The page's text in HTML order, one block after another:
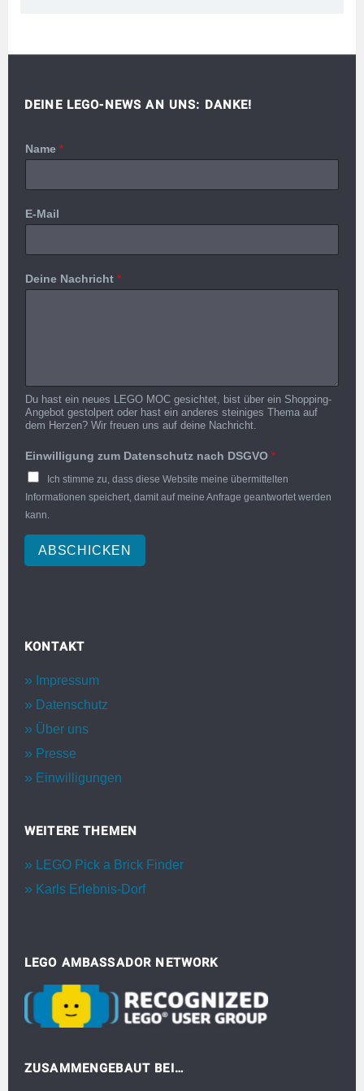
DEINE LEGO-NEWS AN UNS: DANKE!
Name *
E-Mail
Deine Nachricht *
Du hast ein neues LEGO MOC gesichtet, bist über ein Shopping-
Angebot gestolpert oder hast ein anderes steiniges Thema auf
dem Herzen? Wir freuen uns auf deine Nachricht.
Einwilligung zum Datenschutz nach DSGVO *
Ich stimme zu, dass diese Website meine übermittelten
Informationen speichert, damit auf meine Anfrage geantwortet werden
kann.
ABSCHICKEN
KONTAKT
Impressum
Datenschutz
Über uns
Presse
Einwilligungen
WEITERE THEMEN
LEGO Pick a Brick Finder
Karls Erlebnis-Dorf
LEGO AMBASSADOR NETWORK
ZUSAMMENGEBAUT BEI…